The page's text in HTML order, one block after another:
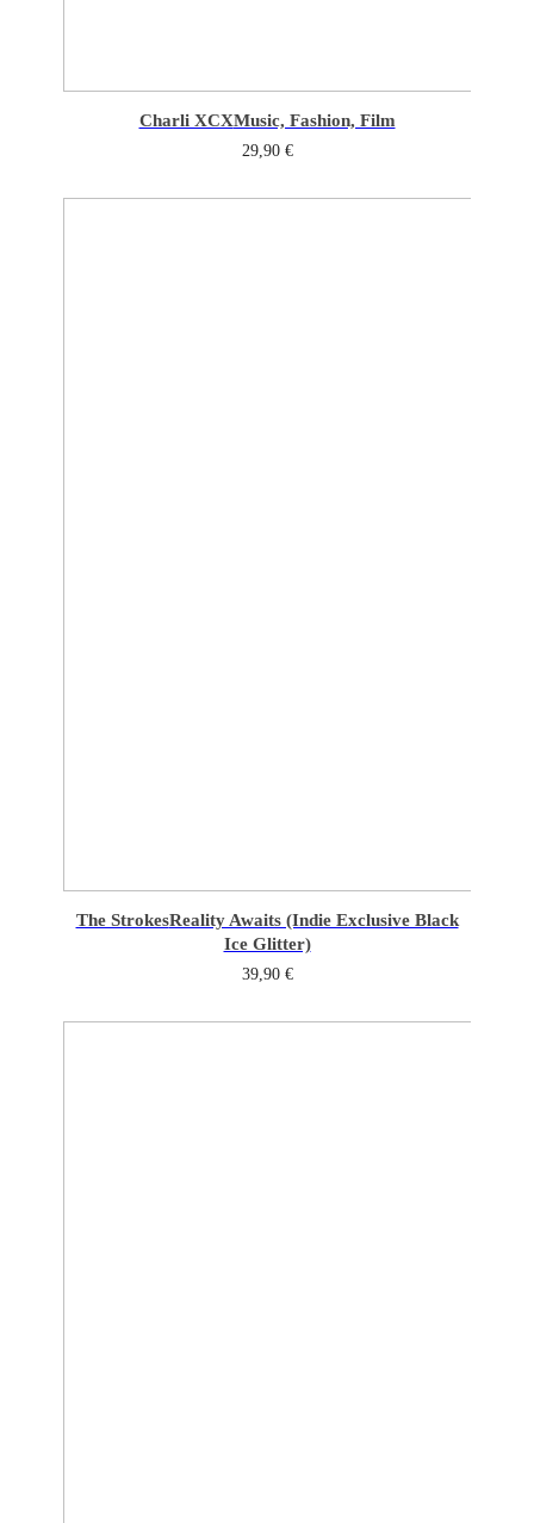
Charli XCXMusic, Fashion, Film
29,90 €
The StrokesReality Awaits (Indie Exclusive Black
Ice Glitter)
39,90 €